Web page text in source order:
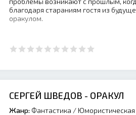
благодаря стараниям гостя из
оракулом.
СЕРГЕЙ ШВЕДОВ - ОРАКУЛ
Жанр: Фантастика /